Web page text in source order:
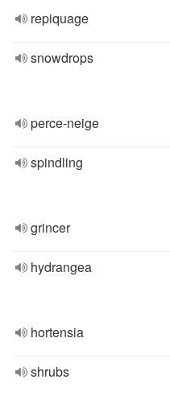
repiquage
snowdrops
perce-neige
spindling
grincer
hydrangea
hortensia
shrubs